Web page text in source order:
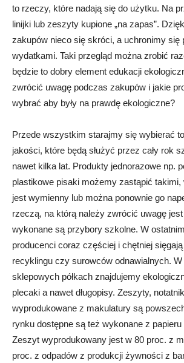
to rzeczy, które nadają się do użytku. Na
linijki lub zeszyty kupione „na zapas”.
zakupów nieco się skróci, a uchronimy się
wydatkami. Taki przegląd można zrobić
będzie to dobry element edukacji
zwrócić uwagę podczas zakupów i jakie
wybrać aby były na prawdę ekologiczne?
Przede wszystkim starajmy się wybierać
jakości, które będą służyć przez cały rok
nawet kilka lat. Produkty jednorazowe np.
plastikowe pisaki możemy zastąpić takimi,
jest wymienny lub można ponownie go
rzeczą, na którą należy zwrócić uwagę
wykonane są przybory szkolne. W
producenci coraz częściej i chętniej sięgają
recyklingu czy surowców odnawialnych.
sklepowych półkach znajdujemy
plecaki a nawet długopisy. Zeszyty,
wyprodukowane z makulatury są
rynku dostępne są też wykonane z papieru
Zeszyt wyprodukowany jest w 80 proc. z
proc. z odpadów z produkcji żywności z